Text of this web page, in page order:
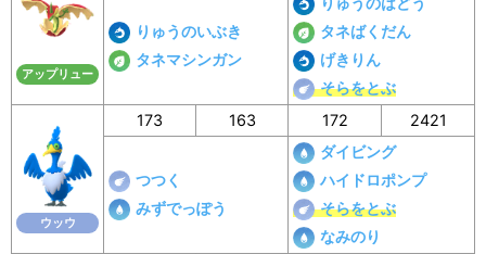
アップリュー
りゅうのいぶき
タネマシンガン
タネばくだん
げきりん
そらをとぶ
ウッウ
173 163 172 2421
つつく
みずでっぽう
ダイビング
ハイドロポンプ
そらをとぶ
なみのり